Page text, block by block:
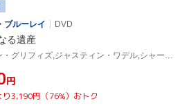
ブルーレイ
DVD
る遺産
円
り3,190円（76%）おトク